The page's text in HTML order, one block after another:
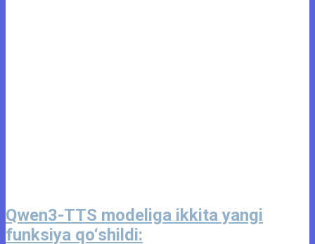
Qwen3-TTS modeliga ikkita yangi
funksiya qo‘shildi: